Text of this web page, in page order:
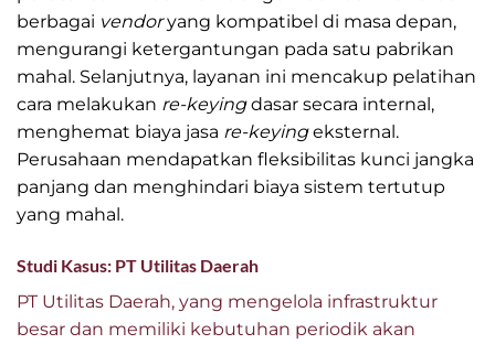
berbagai vendoryang kompatibel di masa depan,
mengurangi ketergantungan pada satu pabrikan
mahal. Selanjutnya, layanan ini mencakup pelatihan
cara melakukan re-keyingdasar secara internal,
menghemat biaya jasa re-keyingeksternal.
Perusahaan mendapatkan fleksibilitas kunci jangka
panjang dan menghindari biaya sistem tertutup
yang mahal.
Studi Kasus: PT Utilitas Daerah
PT Utilitas Daerah, yang mengelola infrastruktur
besar dan memiliki kebutuhan periodik akan